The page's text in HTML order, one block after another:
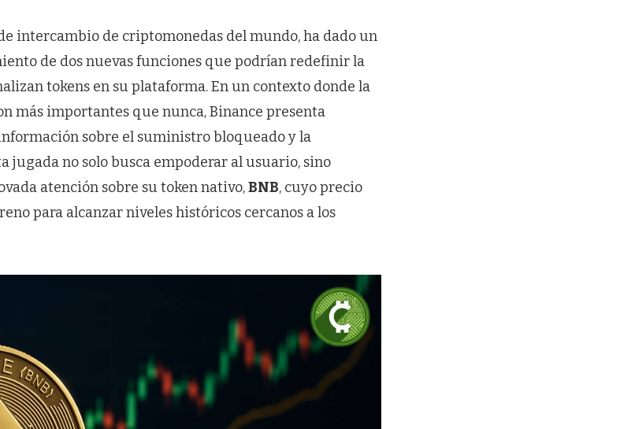
intercambio de criptomonedas del mundo, ha dado un
de dos nuevas funciones que podrían redefinir la
tokens en su plataforma. En un contexto donde la
más importantes que nunca, Binance presenta
sobre el suministro bloqueado y la
jugada no solo busca empoderar al usuario, sino
atención sobre su token nativo,BNB, cuyo precio
para alcanzar niveles históricos cercanos a los